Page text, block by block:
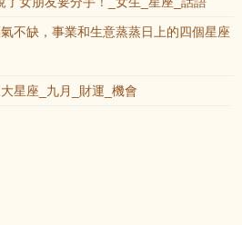
不缺，事業和生意蒸蒸日上的四個星座
星座_九月_財運_機會